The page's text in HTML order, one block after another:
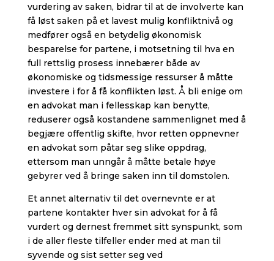
vurdering av saken, bidrar til at de involverte kan
få løst saken på et lavest mulig konfliktnivå og
medfører også en betydelig økonomisk
besparelse for partene, i motsetning til hva en
full rettslig prosess innebærer både av
økonomiske og tidsmessige ressurser å måtte
investere i for å få konflikten løst. Å bli enige om
en advokat man i fellesskap kan benytte,
reduserer også kostandene sammenlignet med å
begjære offentlig skifte, hvor retten oppnevner
en advokat som påtar seg slike oppdrag,
ettersom man unngår å måtte betale høye
gebyrer ved å bringe saken inn til domstolen.
Et annet alternativ til det overnevnte er at
partene kontakter hver sin advokat for å få
vurdert og dernest fremmet sitt synspunkt, som
i de aller fleste tilfeller ender med at man til
syvende og sist setter seg ved